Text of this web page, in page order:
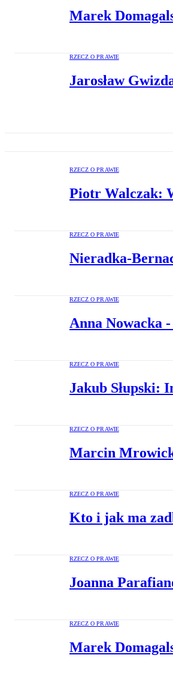
Marek
RZECZ O PRAWIE
Jarosław
RZECZ O PRAWIE
Piotr Walczak:
RZECZ O PRAWIE
Nieradka-
RZECZ O PRAWIE
Anna Nowacka
RZECZ O PRAWIE
Jakub Słupski:
RZECZ O PRAWIE
Marcin
RZECZ O PRAWIE
Kto i jak ma
RZECZ O PRAWIE
Joanna
RZECZ O PRAWIE
Marek